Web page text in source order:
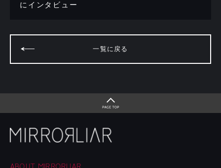
にインタビュー
一覧に戻る